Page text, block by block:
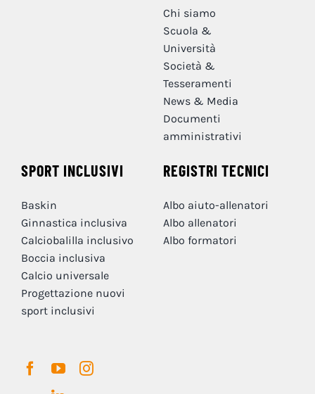
Chi siamo
Scuola &
Università
Società &
Tesseramenti
News & Media
Documenti
amministrativi
SPORT INCLUSIVI
Baskin
Ginnastica inclusiva
Calciobalilla inclusivo
Boccia inclusiva
Calcio universale
Progettazione nuovi
sport inclusivi
REGISTRI TECNICI
Albo aiuto-allenatori
Albo allenatori
Albo formatori